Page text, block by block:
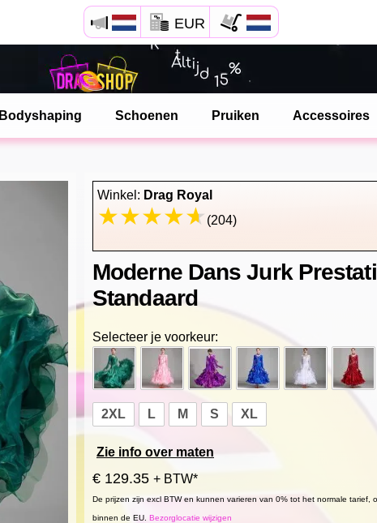
EUR
Bodyshaping Schoenen Pruiken Accessoires
Winkel: Drag Royal
(204)
Moderne Dans Jurk
Standaard
Selecteer je voorkeur:
2XL L M S XL
Zie info over maten
€ 129.35 + BTW*
De prijzen zijn excl BTW en kunnen varieren van 0% tot het normale
binnen de EU. Bezorglocatie wijzigen
Open Safari menu.
of klik de safari knop zoals hiernaast getoont
en klik TOEVOEGEN AAN BUREAUBLAD